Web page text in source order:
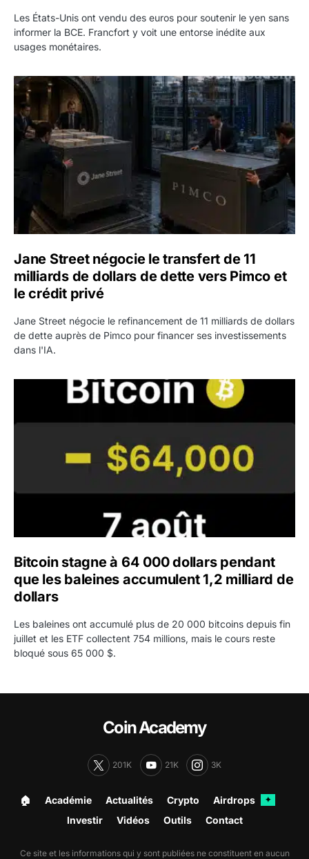
Les États-Unis ont vendu des euros pour soutenir le yen sans
informer la BCE. Francfort y voit une entorse inédite aux
usages monétaires.
Jane Street négocie le transfert de 11 milliards de
Jane Street négocie le transfert de 11
milliards de dollars de dette vers Pimco et
le crédit privé
Jane Street négocie le refinancement de 11 milliards de dollars
de dette auprès de Pimco pour financer ses investissements
dans l'IA.
Bitcoin stagne à 64 000 dollars pendant que les
Bitcoin stagne à 64 000 dollars pendant
que les baleines accumulent 1,2 milliard de
dollars
Les baleines ont accumulé plus de 20 000 bitcoins depuis fin
juillet et les ETF collectent 754 millions, mais le cours reste
bloqué sous 65 000 $.
Coin Academy
201K 21K 3K
🏠︎ Académie Actualités Crypto Airdrops ✦
Investir Vidéos Outils Contact
Ce site et les informations qui y sont publiées ne constituent en aucun